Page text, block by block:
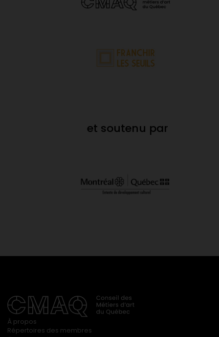
et soutenu par
À propos
Répertoires des membres